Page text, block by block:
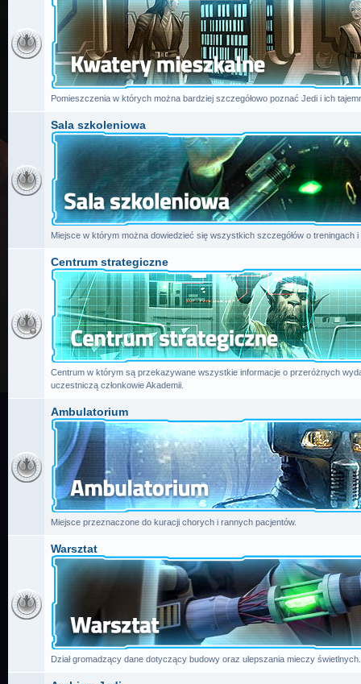
Pomieszczenia w których można bardziej szczegółowo poznać Jedi i ich
Sala szkoleniowa
Miejsce w którym można dowiedzieć się wszystkich szczegółów o treningach
Centrum strategiczne
Centrum w którym są przekazywane wszystkie informacje o przeróżnych
uczestniczą członkowie Akademii.
Ambulatorium
Miejsce przeznaczone do kuracji chorych i rannych pacjentów.
Warsztat
Dział gromadzący dane dotyczący budowy oraz ulepszania mieczy świetlnych.